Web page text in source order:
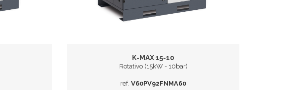
K-MAX 15-10
Rotativo (15kW - 10bar)
ref. V60PV92FNMA60